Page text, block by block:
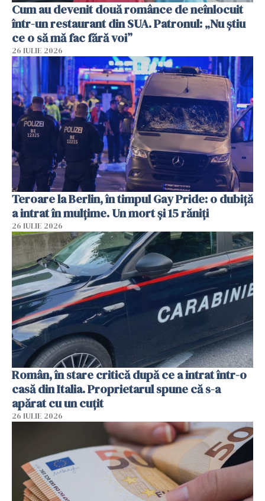
Cum au devenit două românce de neînlocuit
într-un restaurant din SUA. Patronul: „Nu știu
ce o să mă fac fără voi”
26 IULIE 2026
Teroare la Berlin, în timpul Gay Pride: o dubiță
a intrat în mulțime. Un mort și 15 răniți
26 IULIE 2026
Român, în stare critică după ce a intrat într-o
casă din Italia. Proprietarul spune că s-a
apărat cu un cuțit
26 IULIE 2026